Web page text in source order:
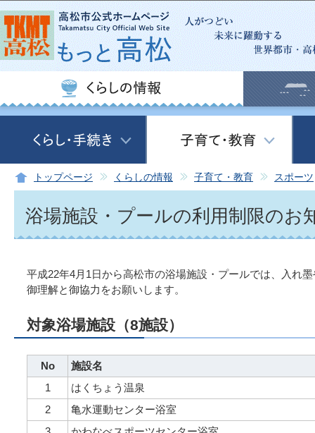
この
トップページ くらしの情報 子育て・教育 スポーツ
浴場施設・プールの利用制限のお
平成22年4月1日から高松市の浴場施設・プールでは、入れ
御理解と御協力をお願いします。
対象浴場施設（8施設）
No
施設名
1
はくちょう温泉
2
亀水運動センター浴室